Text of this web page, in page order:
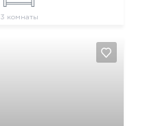
3 комнаты